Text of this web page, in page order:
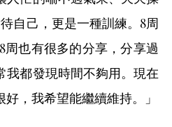
自己，更是一種訓練。8周
也有很多的分享，分享過
我都發現時間不夠用。現在
，我希望能繼續維持。」